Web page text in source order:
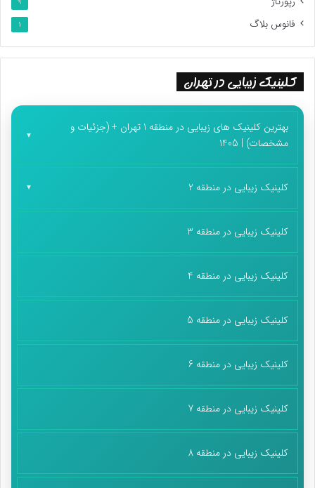
فانوس بلاگ 1
کلینیک زیبایی در تهران
بهترین کلینیک های زیبایی در منطقه 1 تهران + (جزئیات و
مشخصات) | 1405
کلینیک زیبایی در منطقه 2
کلینیک زیبایی در منطقه 3
کلینیک زیبایی در منطقه 4
کلینیک زیبایی در منطقه 5
کلینیک زیبایی در منطقه 6
کلینیک زیبایی در منطقه 7
کلینیک زیبایی در منطقه 8